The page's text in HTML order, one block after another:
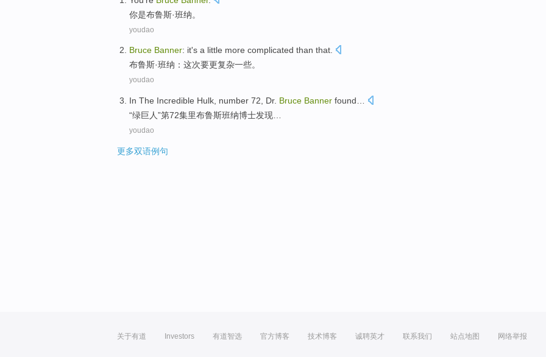
你是布鲁斯·班纳。
youdao
Bruce Banner: it's a little more complicated than that.
布鲁斯·班纳： 这次要更复杂一些。
youdao
In The Incredible Hulk , number 72, Dr. Bruce Banner found
“绿巨人”第72集里布鲁斯班纳博士发现…
youdao
更多双语例句
关于有道 Investors 有道智选 官方博客 技术博客 诚聘英才 联系我们 站点地图 网络举报